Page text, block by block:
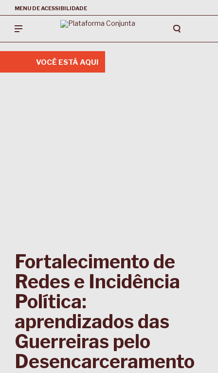
MENU DE ACESSIBILIDADE
VOCÊ ESTÁ AQUI
Fortalecimento de
Redes e Incidência
Política:
aprendizados das
Guerreiras pelo
Desencarceramento